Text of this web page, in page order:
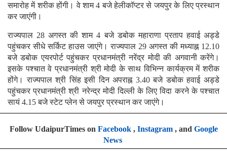
समारोह में शरीक होंगी। वे शाम 4 बजे हेलीकॉप्टर से जयपुर के लिए प्रस्थान
कर जाएंगी।
राज्यपाल 28 अगस्त की शाम 4 बजे डबोक महाराणा प्रताप हवाई अड्डे
पहुंचकर सीधे सर्किट हाउस जाएंगे। राज्यपाल 29 अगस्त की मध्याह्न 12.10
बजे डबोक एयरपोर्ट पहुंचकर प्रधानमंत्री नरेंद्र मोदी की अगवानी करेंगे।
इसके पश्चात वे प्रधानमंत्री श्री मोदी के साथ विभिन्न कार्यक्रम में शरीक
होंगे। राज्यपाल श्री सिंह इसी दिन अपराह्न 3.40 बजे डबोक हवाई अड्डे
पहुंचकर प्रधानमंत्री श्री नरेन्द्र मोदी दिल्ली के लिए विदा करने के पश्चात
सायं 4.15 बजे स्टेट प्लेन से जयपुर प्रस्थान कर जाएंगे।
Follow UdaipurTimes on Facebook, Instagram, and Google
News